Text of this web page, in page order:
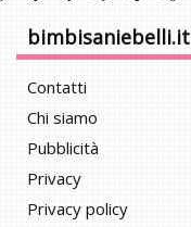
bimbisaniebelli.it
Contatti
Chi siamo
Pubblicità
Privacy
Privacy policy